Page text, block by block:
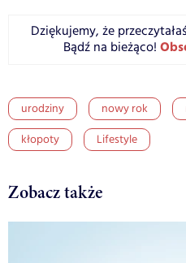
Dziękujemy, że
Bądź na bieżąco!
urodziny nowy rok
kłopoty
Lifestyle
Zobacz także